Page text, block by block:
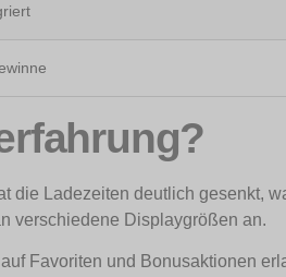
die Ladezeiten deutlich gesenkt,
verschiedene Displaygrößen an.
Favoriten und Bonusaktionen